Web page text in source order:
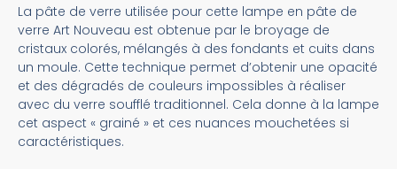
La pâte de verre utilisée pour cette lampe en pâte de
verre Art Nouveau est obtenue par le broyage de
cristaux colorés, mélangés à des fondants et cuits dans
un moule. Cette technique permet d’obtenir une opacité
et des dégradés de couleurs impossibles à réaliser
avec du verre soufflé traditionnel. Cela donne à la lampe
cet aspect « grainé » et ces nuances mouchetées si
caractéristiques.